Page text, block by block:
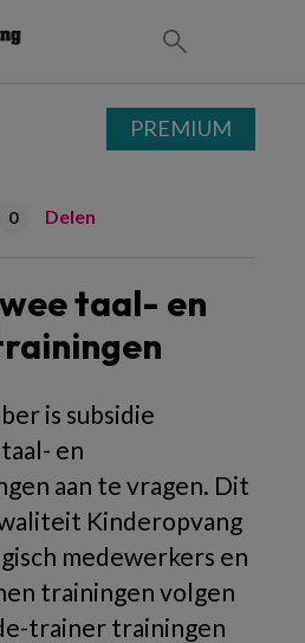
0 Delen
taal- en
is subsidie
en
aan te vragen. Dit
Kinderopvang
medewerkers en
trainingen volgen
trainer trainingen
PREMIUM